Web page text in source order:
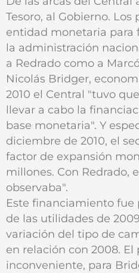
Tesoro, al Gobierno. Los
entidad monetaria para
la administración
a Redrado como a
Nicolás Bridger,
2010 el Central "tuvo
llevar a cabo la
base monetaria". Y
diciembre de 2010, el
factor de expansión
millones. Con Redrado,
observaba".
Este financiamiento fue
de las utilidades de
variación del tipo de
en relación con 2008. El
inconveniente, para